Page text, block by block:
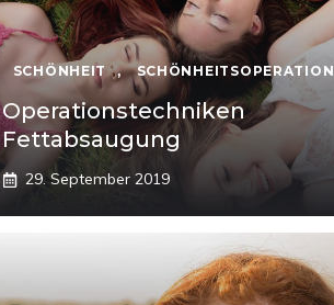
SCHÖNHEIT , SCHÖNHEITSOPERATION
Operationstechniken
Fettabsaugung
29. September 2019